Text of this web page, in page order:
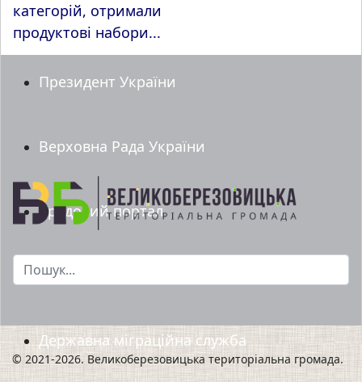
категорій, отримали
продуктові набори...
Президент України
Верховна Рада України
Урядовий портал
Мінрегіон
Державна міграційна служба
Пошук...
© 2021-2026. Великоберезовицька територіальна громада.